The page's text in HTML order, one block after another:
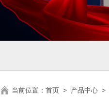
当前位置： 首页 > 产品中心 >